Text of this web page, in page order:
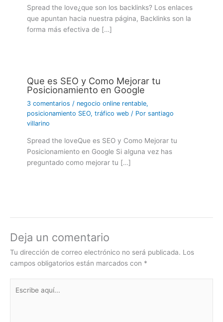
Spread the love¿que son los backlinks? Los enlaces
que apuntan hacia nuestra página, Backlinks son la
forma más efectiva de […]
Que es SEO y Como Mejorar tu
Posicionamiento en Google
3 comentarios / negocio online rentable,
posicionamiento SEO,tráfico web / Porsantiago
villarino
Spread the loveQue es SEO y Como Mejorar tu
Posicionamiento en Google Si alguna vez has
preguntado como mejorar tu […]
Deja un comentario
Tu dirección de correo electrónico no será publicada. Los
campos obligatorios están marcados con *
aquí...